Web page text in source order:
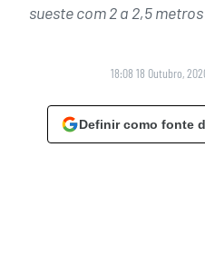
sueste com 2 a 2,5
18:08 18 Outubro,
Definir como fonte